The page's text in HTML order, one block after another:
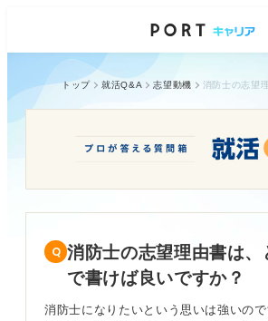
トップ 就活Q&A 志望動機
消防士の志望理由書は、
で書けば良いですか？
消防士になりたいという思いは強いの